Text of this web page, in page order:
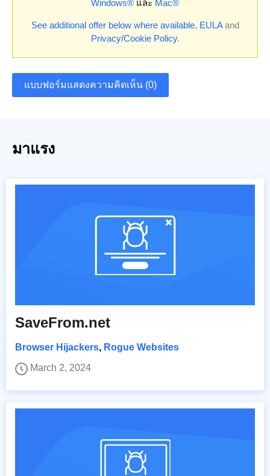
Windows® และ Mac®
See additional offer below where available. EULAand
Privacy/Cookie Policy.
แบบฟอร์มแสดงความคิดเห็น (0)
มาแรง
SaveFrom.net
Browser Hijackers, Rogue Websites
March 2, 2024